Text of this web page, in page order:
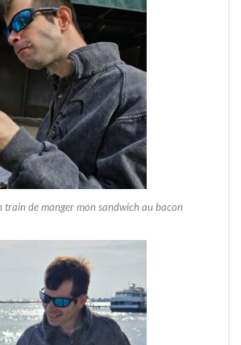
train de manger mon sandwich au bacon